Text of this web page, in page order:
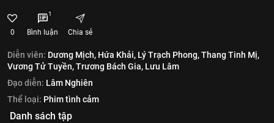
0
1
Bình luận Chia sẻ
Diễn viên: Dương Mịch, Hứa Khải, Lý Trạch Phong,Thang Tinh Mị,
Vương Tử Tuyền,Trương Bách Gia, Lưu Lâm
Đạo diễn: Lâm Nghiên
Thể loại: Phim tình cảm
Danh sách tập